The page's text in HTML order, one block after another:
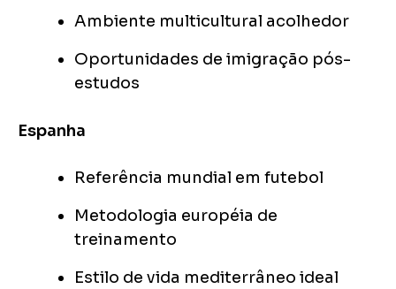
Ambiente multicultural acolhedor
Oportunidades de imigração pós-
estudos
Espanha
Referência mundial em futebol
Metodologia européia de
treinamento
Estilo de vida mediterrâneo ideal